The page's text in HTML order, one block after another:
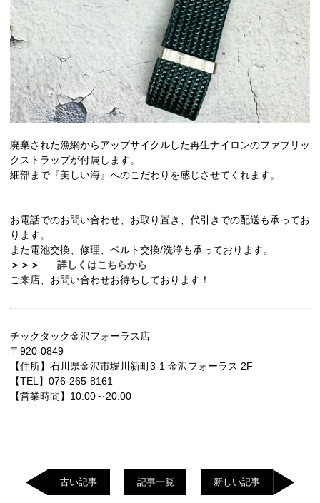
廃棄された漁網からアップサイクルした再生ナイロンのファブリッ
クストラップが付属します。
細部まで『美しい海』へのこだわりを感じさせてくれます。
お電話でのお問い合わせ、お取り置き、代引きでの配送も承ってお
ります。
また電池交換、修理、ベルト交換/洗浄も承っております。
＞＞＞ 詳しくはこちらから
ご来店、お問い合わせお待ちしております！
チックタック金沢フォーラス店
〒920-0849
【住所】石川県金沢市堀川新町3-1 金沢フォーラス 2F
【TEL】076-265-8161
【営業時間】10:00～20:00
古い記事 記事一覧 新しい記事